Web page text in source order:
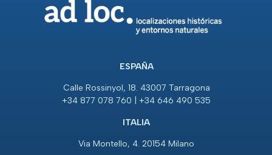
ESPAÑA
Calle Rossinyol, 18. 43007 Tarragona
+34 877 078 760 | +34 646 490 535
ITALIA
Via Montello, 4. 20154 Milano